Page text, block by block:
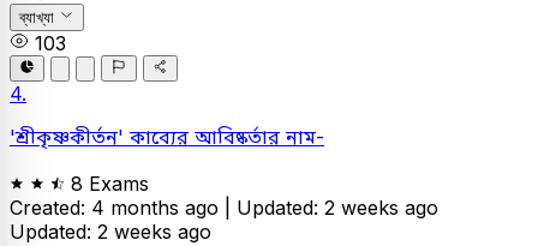
ব্যাখ্যা
103
4.
'শ্রীকৃষ্ণকীর্তন' কাব্যের আবিষ্কর্তার নাম-
8 Exams
Created: 4 months ago | Updated: 2 weeks ago
Updated: 2 weeks ago